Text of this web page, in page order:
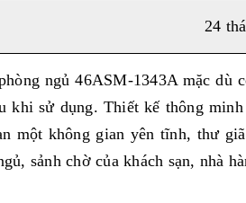
24
ngủ 46ASM-1343A mặc dù
khi sử dụng. Thiết kế thông
một không gian yên tĩnh, thư
sảnh chờ của khách sạn, nhà